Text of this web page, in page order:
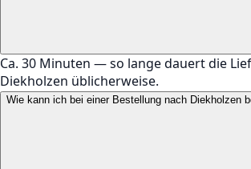
Ca. 30 Minuten — so lange dauert die
Diekholzen üblicherweise.
Wie kann ich bei einer Bestellung nach Diekholzen